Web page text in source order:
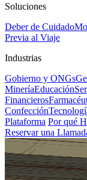
Soluciones
Deber de Cuidado
Previa al Viaje
Industrias
Gobierno y ONGs
MineríaEducación
Financieros
Confección
Plataforma Por qué
Reservar una